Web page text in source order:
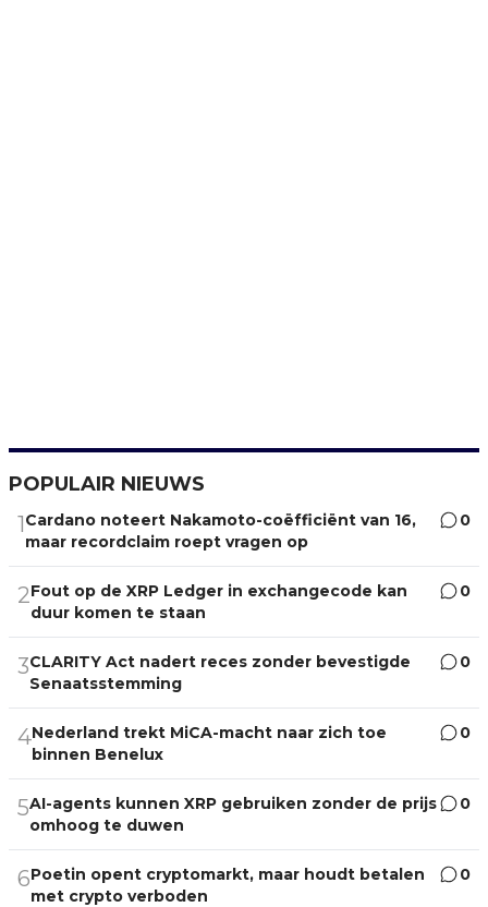
POPULAIR NIEUWS
1Cardano noteert Nakamoto-coëfficiënt van 16,
maar recordclaim roept vragen op
0
2Fout op de XRP Ledger in exchangecode kan
duur komen te staan
0
3CLARITY Act nadert reces zonder bevestigde
Senaatsstemming
0
4Nederland trekt MiCA-macht naar zich toe
binnen Benelux
0
5AI-agents kunnen XRP gebruiken zonder de prijs
omhoog te duwen
0
6Poetin opent cryptomarkt, maar houdt betalen
met crypto verboden
0